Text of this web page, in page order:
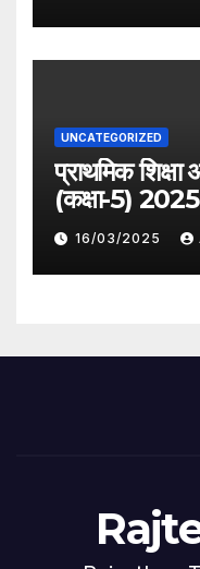
UNCATEGORIZED
प्राथमिक
(कक्षा-5) 2025
16/03/2025